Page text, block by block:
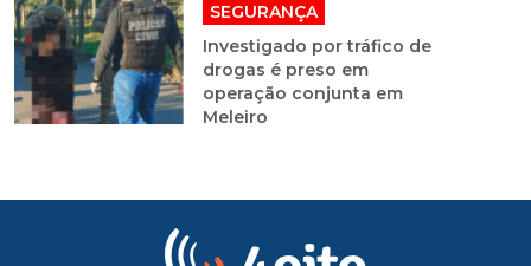
SEGURANÇA
Investigado por tráfico de
drogas é preso em
operação conjunta em
Meleiro